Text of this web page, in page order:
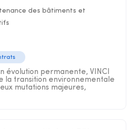
des bâtiments et
évolution permanente, VINCI
la transition environnementale
mutations majeures,